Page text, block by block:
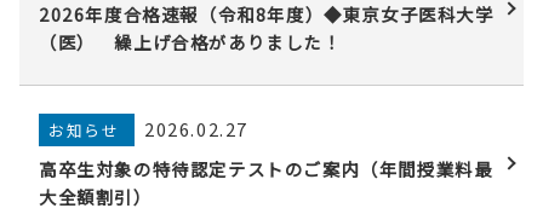
2026年度合格速報（令和8年度）◆東京女子医科大学
（医） 繰上げ合格がありました！
お知らせ
2026.02.27
高卒生対象の特待認定テストのご案内（年間授業料最
大全額割引）